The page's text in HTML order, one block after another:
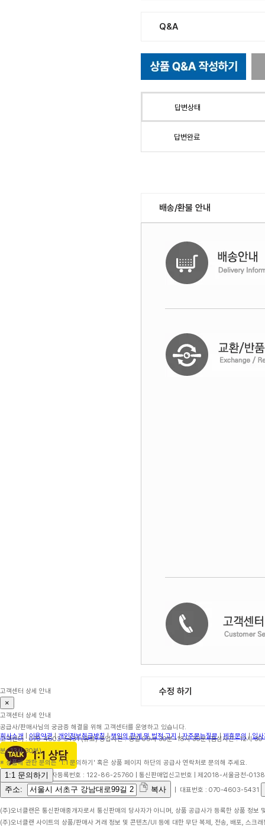
Q&A
답변상태
답변완료
배송/환불 안내
수정 하기